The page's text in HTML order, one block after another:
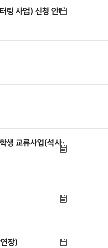
링 사업) 신청 안내
생 교류사업(석사·
장)